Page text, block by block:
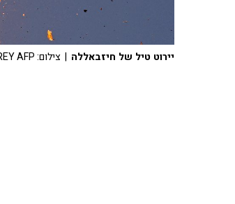
יירוט טיל של חיזבאללה | צילום: JALLA MAREY AFP